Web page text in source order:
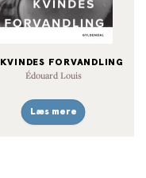
FORVANDLING
Édouard Louis
Læs mere